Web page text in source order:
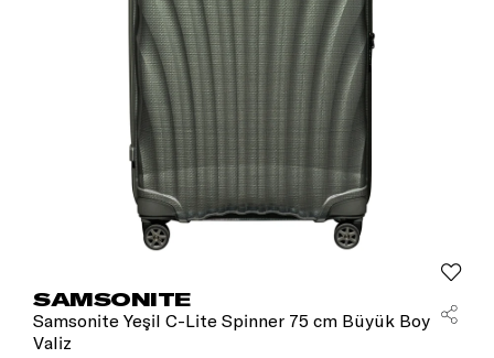
SAMSONITE
Samsonite Yeşil C-Lite Spinner 75 cm Büyük Boy
Valiz